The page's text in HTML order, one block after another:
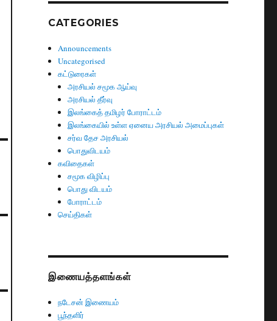
CATEGORIES
Announcements
Uncategorised
கட்டுரைகள்
அரசியல் சமூக ஆய்வு
அரசியல் தீர்வு
இலங்கைத் தமிழர் போராட்டம்
இலங்கையில் உள்ள ஏனைய அரசியல் அமைப்புகள்
சர்வ தேச அரசியல்
பொதுவிடயம்
கவிதைகள்
சமூக விழிப்பு
பொது விடயம்
போராட்டம்
செய்திகள்
இணையத்தளங்கள்
நடேசன் இணையம்
பூந்தளிர்